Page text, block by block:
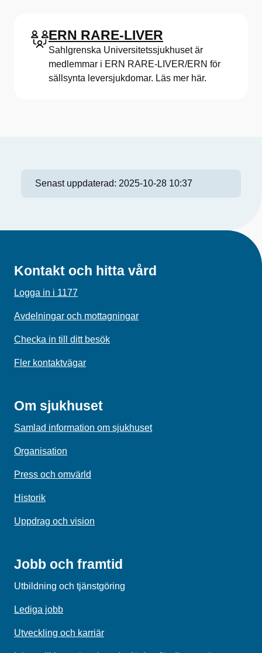
ERN RARE-LIVER
Sahlgrenska Universitetssjukhuset är
medlemmar i ERN RARE-LIVER/ERN för
sällsynta leversjukdomar. Läs mer här.
Senast uppdaterad: 2025-10-28 10:37
Kontakt och hitta vård
Logga in i 1177
Avdelningar och mottagningar
Checka in till ditt besök
Fler kontaktvägar
Om sjukhuset
Samlad information om sjukhuset
Organisation
Press och omvärld
Historik
Uppdrag och vision
Jobb och framtid
Utbildning och tjänstgöring
Lediga jobb
Utveckling och karriär